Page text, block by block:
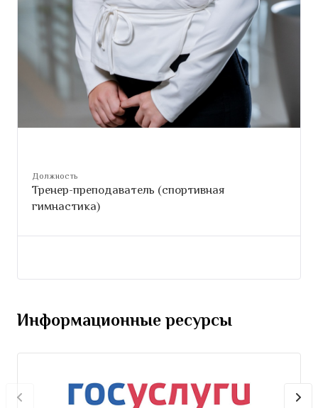
Должность
Тренер-преподаватель (спортивная
гимнастика)
Информационные ресурсы